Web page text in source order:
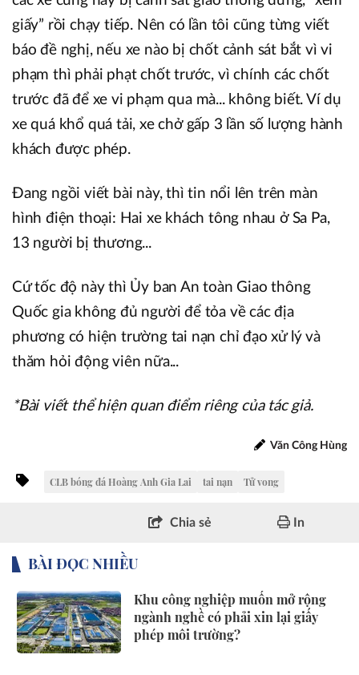
giấy” rồi chạy tiếp. Nên có lần tôi cũng từng viết
báo đề nghị, nếu xe nào bị chốt cảnh sát bắt vì vi
phạm thì phải phạt chốt trước, vì chính các chốt
trước đã để xe vi phạm qua mà... không biết. Ví dụ
xe quá khổ quá tải, xe chở gấp 3 lần số lượng hành
khách được phép.
Đang ngồi viết bài này, thì tin nổi lên trên màn
hình điện thoại: Hai xe khách tông nhau ở Sa Pa,
13 người bị thương...
Cứ tốc độ này thì Ủy ban An toàn Giao thông
Quốc gia không đủ người để tỏa về các địa
phương có hiện trường tai nạn chỉ đạo xử lý và
thăm hỏi động viên nữa...
*Bài viết thể hiện quan điểm riêng của tác giả.
Văn Công Hùng
CLB bóng đá Hoàng Anh Gia Lai tai nạn Tử vong
Chia sẻ In
BÀI ĐỌC NHIỀU
Khu công nghiệp muốn mở rộng
ngành nghề có phải xin lại giấy
phép môi trường?